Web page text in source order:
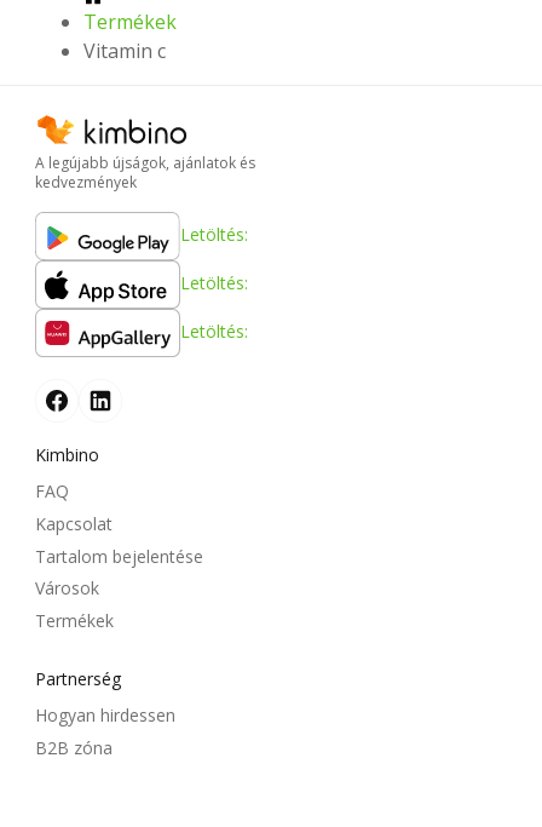
Termékek
Vitamin c
A legújabb újságok, ajánlatok és
kedvezmények
Letöltés:
Letöltés:
Letöltés:
Kimbino
FAQ
Kapcsolat
Tartalom bejelentése
Városok
Termékek
Partnerség
Hogyan hirdessen
B2B zóna